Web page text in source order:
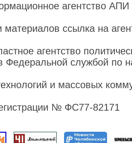
агентство
материалов ссылка на
агентство
Федеральной службой по
и массовых
№ ФС77-82171